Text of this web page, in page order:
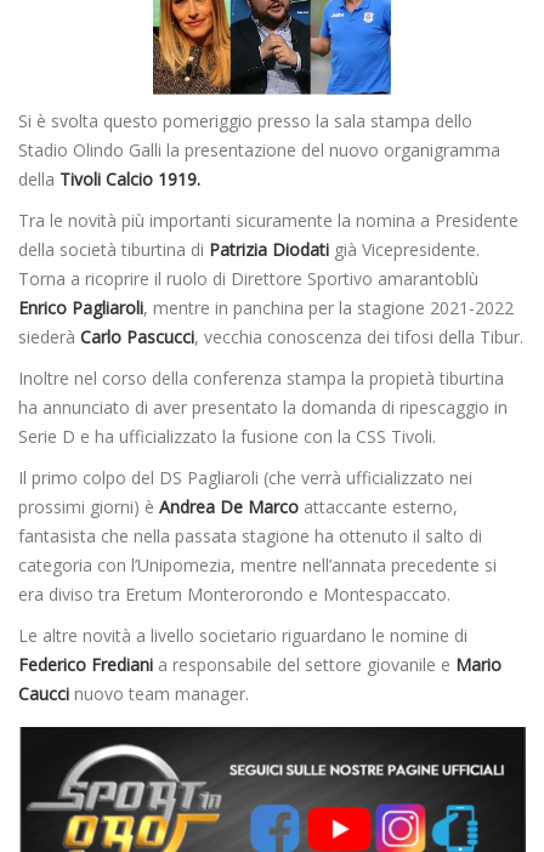
Si è svolta questo pomeriggio presso la sala stampa dello
Stadio Olindo Galli la presentazione del nuovo organigramma
della Tivoli Calcio 1919.
Tra le novità più importanti sicuramente la nomina a Presidente
della società tiburtina di Patrizia Diodati già Vicepresidente.
Torna a ricoprire il ruolo di Direttore Sportivo amarantoblù
Enrico Pagliaroli, mentre in panchina per la stagione 2021-2022
siederà Carlo Pascucci, vecchia conoscenza dei tifosi della Tibur.
Inoltre nel corso della conferenza stampa la propietà tiburtina
ha annunciato di aver presentato la domanda di ripescaggio in
Serie D e ha ufficializzato la fusione con la CSS Tivoli.
Il primo colpo del DS Pagliaroli (che verrà ufficializzato nei
prossimi giorni) è Andrea De Marco attaccante esterno,
fantasista che nella passata stagione ha ottenuto il salto di
categoria con l’Unipomezia, mentre nell’annata precedente si
era diviso tra Eretum Monterorondo e Montespaccato.
Le altre novità a livello societario riguardano le nomine di
Federico Frediani a responsabile del settore giovanile e Mario
Caucci nuovo team manager.